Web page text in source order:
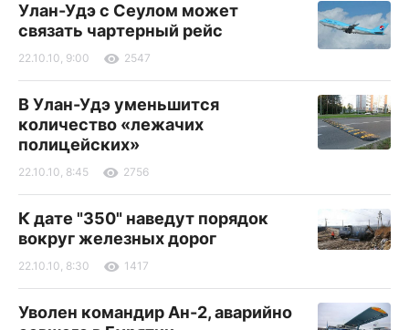
Улан-Удэ с Сеулом может
связать чартерный рейс
22.10.10, 9:00 2547
В Улан-Удэ уменьшится
количество «лежачих
полицейских»
22.10.10, 8:45 2756
К дате "350" наведут порядок
вокруг железных дорог
22.10.10, 8:30 1417
Уволен командир Ан-2, аварийно